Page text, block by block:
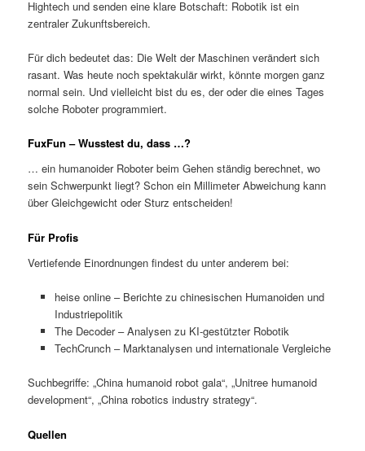
Hightech und senden eine klare Botschaft: Robotik ist ein
zentraler Zukunftsbereich.
Für dich bedeutet das: Die Welt der Maschinen verändert sich
rasant. Was heute noch spektakulär wirkt, könnte morgen ganz
normal sein. Und vielleicht bist du es, der oder die eines Tages
solche Roboter programmiert.
FuxFun – Wusstest du, dass …?
… ein humanoider Roboter beim Gehen ständig berechnet, wo
sein Schwerpunkt liegt? Schon ein Millimeter Abweichung kann
über Gleichgewicht oder Sturz entscheiden!
Für Profis
Vertiefende Einordnungen findest du unter anderem bei:
heise online – Berichte zu chinesischen Humanoiden und
Industriepolitik
The Decoder – Analysen zu KI-gestützter Robotik
TechCrunch – Marktanalysen und internationale Vergleiche
Suchbegriffe: „China humanoid robot gala“, „Unitree humanoid
development“, „China robotics industry strategy“.
Quellen